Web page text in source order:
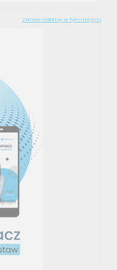
Zamów reklamę w tym miejscu